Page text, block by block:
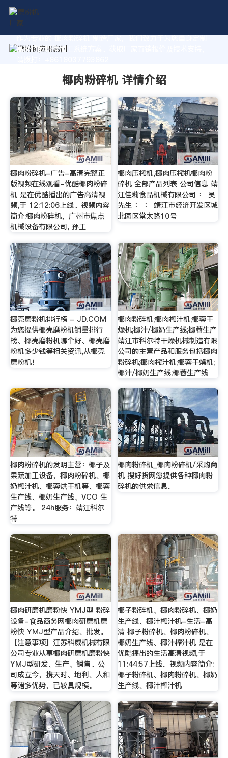
作为专业的 椰肉粉碎机 制造厂家，我们致力于为您量身定制
高价值的粉体加工系统方案。获取厂家直销报价及技术支持，
椰肉粉碎机 详情介绍
椰肉粉碎机-广告-高清完整正
版视频在线观看-优酷椰肉粉碎
机 是在优酷播出的广告高清视
频,于 12:12:06上线。视频内容
简介:椰肉粉碎机，广州市焦点
机械设备有限公司, 孙工
椰肉压榨机,椰肉压榨机椰肉粉
碎机 全部产品列表 公司信息 靖
江佳莉食品机械有限公司 ： 吴
先生 ： ： 靖江市经济开发区城
北园区常太路10号
椰壳磨粉机排行榜 - JD.COM
为您提供椰壳磨粉机销量排行
榜、椰壳磨粉机哪个好、椰壳磨
粉机多少钱等相关资讯,从椰壳
磨粉机！
椰肉粉碎机;椰肉榨汁机;椰蓉干
燥机;椰汁/椰奶生产线;椰蓉生产
靖江市科尔特干燥机械制造有限
公司的主营产品和服务包括椰肉
粉碎机;椰肉榨汁机;椰蓉干燥机;
椰汁/椰奶生产线;椰蓉生产线
椰肉粉碎机的发明主营：椰子及
果蔬加工设备，椰肉粉碎机、椰
奶榨汁机、椰蓉烘干机等、椰蓉
生产线、椰奶生产线、VCO 生
产线等。 24h服务：靖江科尔
特
椰肉粉碎机_椰肉粉碎机/采购商
机 搜好货网您提供各种椰肉粉
碎机的供求信息。
椰肉研磨机磨粉快 YMJ型 粉碎
设备-食品商务网椰肉研磨机磨
粉快 YMJ型产品介绍、批发。
【注意事项】江苏科威机械有限
公司专业从事椰肉研磨机磨粉快
YMJ型研发、生产、销售。公
司成立今，携天时、地利、人和
等诸多优势，已较具规模。
椰子粉碎机、椰肉粉碎机、椰奶
生产线、椰汁榨汁机-生活-高
清 椰子粉碎机、椰肉粉碎机、
椰奶生产线、椰汁榨汁机 是在
优酷播出的生活高清视频,于
11:44:57上线。视频内容简介:
椰子粉碎机、椰肉粉碎机、椰奶
生产线、椰汁榨汁机